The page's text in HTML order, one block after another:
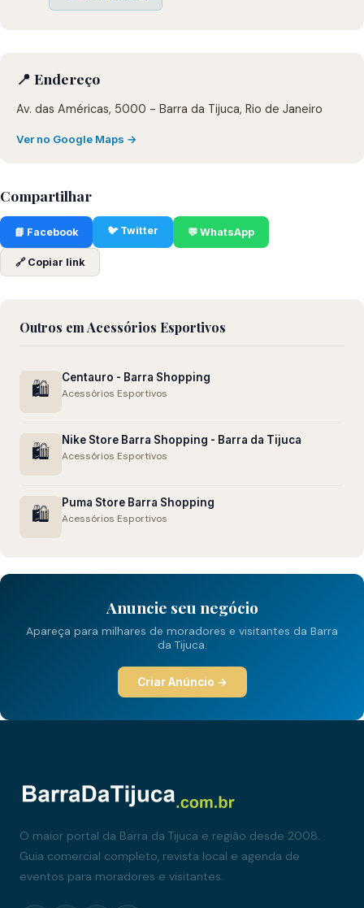
📍 Endereço
Av. das Américas, 5000 - Barra da Tijuca, Rio de Janeiro
Ver no Google Maps →
Compartilhar
📘 Facebook 🐦 Twitter 💬 WhatsApp
🔗 Copiar link
Outros em Acessórios Esportivos
🛍️
Centauro - Barra Shopping
Acessórios Esportivos
🛍️
Nike Store Barra Shopping - Barra da Tijuca
Acessórios Esportivos
🛍️
Puma Store Barra Shopping
Acessórios Esportivos
Anuncie seu negócio
Apareça para milhares de moradores e visitantes da Barra
da Tijuca.
Criar Anúncio →
O maior portal da Barra da Tijuca e região desde 2008.
Guia comercial completo, revista local e agenda de
eventos para moradores e visitantes.